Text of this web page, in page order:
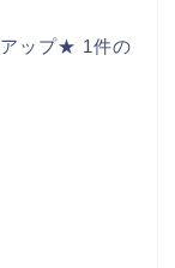
ップ★ 1件の